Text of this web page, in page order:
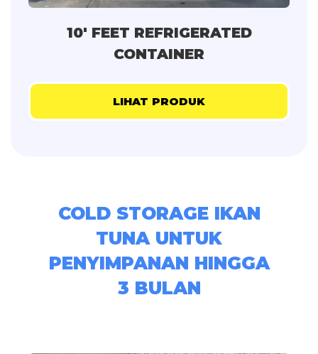
10' FEET REFRIGERATED
CONTAINER
LIHAT PRODUK
COLD STORAGE IKAN
TUNA UNTUK
PENYIMPANAN HINGGA
3 BULAN